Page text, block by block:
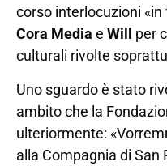
corso interlocuzioni
Cora Media e Will
per
culturali rivolte
Uno sguardo è stato
ambito che la
ulteriormente:
alla Compagnia di San